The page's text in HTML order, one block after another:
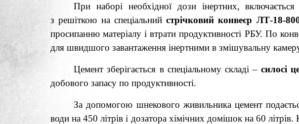
При наборі необхідної дози інертних,
з решіткою на спеціальнийстрічковий конвеєр ЛТ-18-
просипанню матеріалу і втрати продуктивності РБУ. По
для швидшого завантаження інертними в змішувальну
Цемент зберігається в спеціальному складі –силосі
добового запасу по продуктивності.
За допомогою шнекового живильника цемент
води на 450 літрів і дозатора хімічних домішок на 60